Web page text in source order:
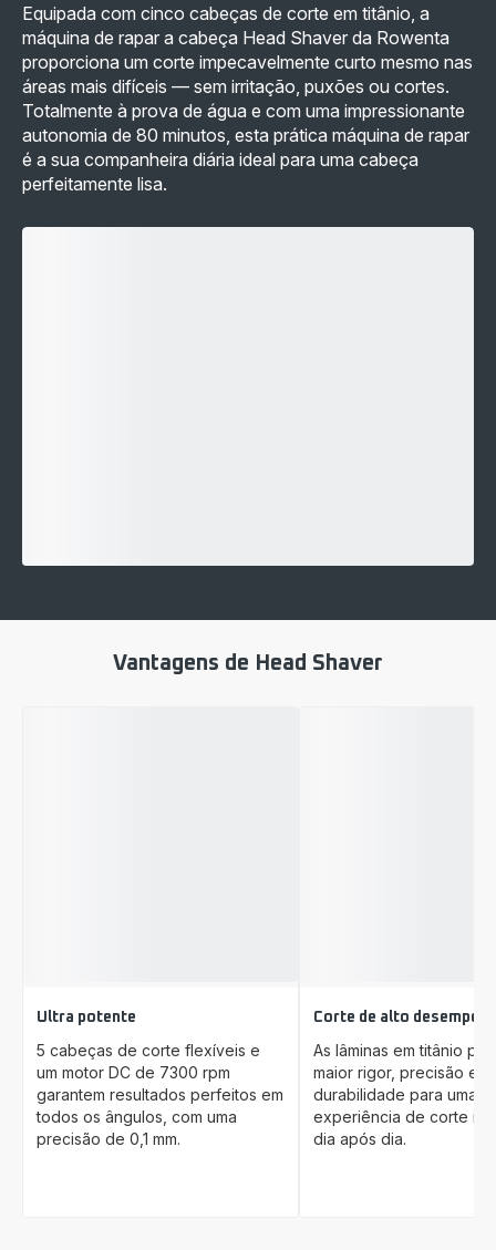
+
de
nariz
orelhas
-
68,99 €
Equipada com cinco cabeças de corte em titânio, a
máquina de rapar a cabeça Head Shaver da Rowenta
proporciona um corte impecavelmente curto mesmo nas
áreas mais difíceis — sem irritação, puxões ou cortes.
Totalmente à prova de água e com uma impressionante
autonomia de 80 minutos, esta prática máquina de rapar
é a sua companheira diária ideal para uma cabeça
perfeitamente lisa.
Vantagens de Head Shaver
Ultra potente
5 cabeças de corte flexíveis e
um motor DC de 7300 rpm
garantem resultados perfeitos em
todos os ângulos, com uma
precisão de 0,1 mm.
Corte de alto
As lâminas em titânio
maior rigor, precisão e
durabilidade para uma
experiência de corte
dia após dia.